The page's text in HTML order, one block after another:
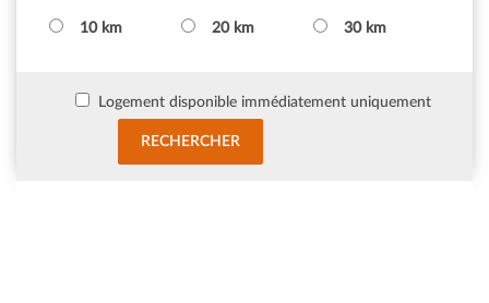
10 km 20 km 30 km
Logement disponible immédiatement uniquement